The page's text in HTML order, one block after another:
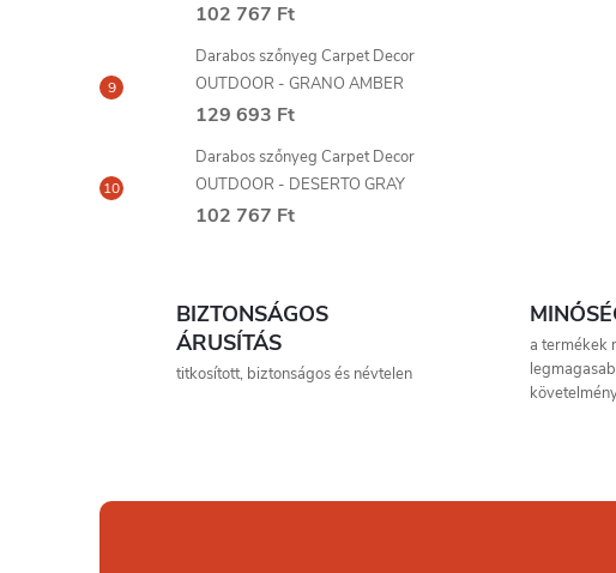
102 767 Ft
Darabos szőnyeg Carpet Decor
OUTDOOR - GRANO AMBER
129 693 Ft
Darabos szőnyeg Carpet Decor
OUTDOOR - DESERTO GRAY
102 767 Ft
r
á
BIZTONSÁGOS
ÁRUSÍTÁS
titkosított, biztonságos és névtelen
a termékek